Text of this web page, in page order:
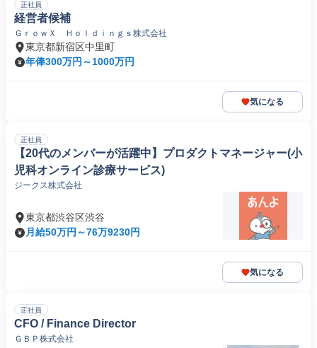
正社員
経営者候補
ＧｒｏｗＸ Ｈｏｌｄｉｎｇｓ株式会社
東京都新宿区中里町
年俸300万円～1000万円
気になる
正社員
【20代のメンバーが活躍中】プロダクトマネージャー(小
児科オンライン診療サービス)
ジークス株式会社
東京都渋谷区渋谷
月給50万円～76万9230円
気になる
正社員
CFO / Finance Director
ＧＢＰ株式会社